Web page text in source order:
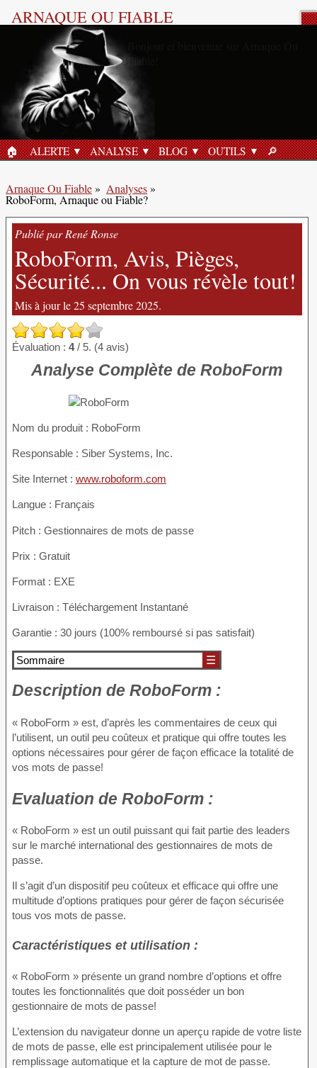
ARNAQUE OU FIABLE
ACCUEIL
🏠︎ ALERTE ANALYSE BLOG OUTILS 🔎︎
Arnaque Ou Fiable» Analyses»
RoboForm, Arnaque ou Fiable?
Publié par René Ronse
RoboForm, Avis, Pièges,
Sécurité... On vous révèle tout!
Mis à jour le 25 septembre 2025.
Évaluation : 4/ 5. (4 avis)
Analyse Complète de RoboForm
Nom du produit : RoboForm
Responsable : Siber Systems, Inc.
Site Internet : www.roboform.com
Langue : Français
Pitch : Gestionnaires de mots de passe
Prix : Gratuit
Format : EXE
Livraison : Téléchargement Instantané
Garantie : 30 jours (100% remboursé si pas satisfait)
Sommaire ☰
Description de RoboForm :
« RoboForm » est, d’après les commentaires de ceux qui
l’utilisent, un outil peu coûteux et pratique qui offre toutes les
options nécessaires pour gérer de façon efficace la totalité de
vos mots de passe!
Evaluation de RoboForm :
« RoboForm » est un outil puissant qui fait partie des leaders
sur le marché international des gestionnaires de mots de
passe.
Il s’agit d’un dispositif peu coûteux et efficace qui offre une
multitude d’options pratiques pour gérer de façon sécurisée
tous vos mots de passe.
Caractéristiques et utilisation :
« RoboForm » présente un grand nombre d’options et offre
toutes les fonctionnalités que doit posséder un bon
gestionnaire de mots de passe!
L’extension du navigateur donne un aperçu rapide de votre liste
de mots de passe, elle est principalement utilisée pour le
remplissage automatique et la capture de mot de passe.